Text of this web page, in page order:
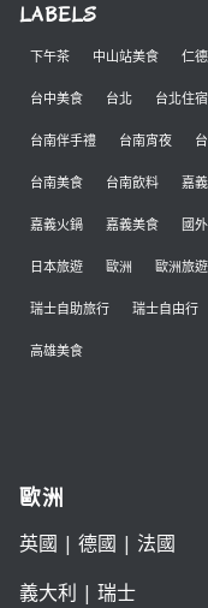
LABELS
下午茶 中山站美食 仁
台中美食 台北 台北住宿
台南伴手禮 台南宵夜
台南美食 台南飲料 嘉義
嘉義火鍋 嘉義美食 國
日本旅遊 歐洲 歐洲旅遊
瑞士自助旅行 瑞士自由行
高雄美食
歐洲
英國 | 德國 | 法國
義大利 | 瑞士